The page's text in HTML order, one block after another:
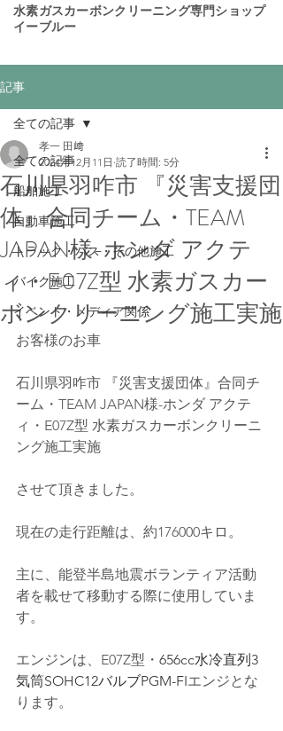
​水素ガスカーボンクリーニング専門ショップ
イーブルー
記事
全ての記事
船舶施工
自動車施工
トラック・バス・その他施工
バイク施工
イベント・メディア関係
全ての記事
石川県羽咋市 『災害支援団
体』合同チーム・TEAM
JAPAN様-ホンダ アクテ
ィ・E07Z型 水素ガスカー
ボンクリーニング施工実施
孝一 田﨑
2024年12月11日 読了時間: 5分
お客様のお車
石川県羽咋市 『災害支援団体』合同チ
ーム・TEAM JAPAN様-ホンダ アクテ
ィ・E07Z型 水素ガスカーボンクリーニ
ング施工実施
させて頂きました。
現在の走行距離は、約176000キロ。
主に、 能登半島地震ボランティア活動
者を載せて移動する際に使用していま
す。
エンジンは、 E07Z型・ 656cc水冷直列3
気筒SOHC12バルブPGM-FIエンジとな
ります。